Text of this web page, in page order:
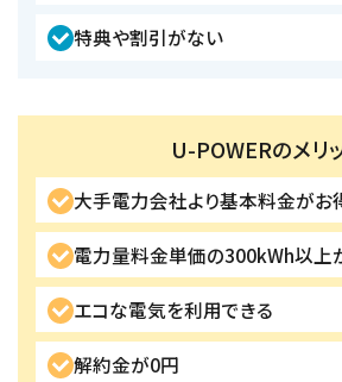
特典や割引がない
U-POWERのメリ
大手電力会社より基本料金がお
電力量料金単価の300kWh以上
エコな電気を利用できる
解約金が0円